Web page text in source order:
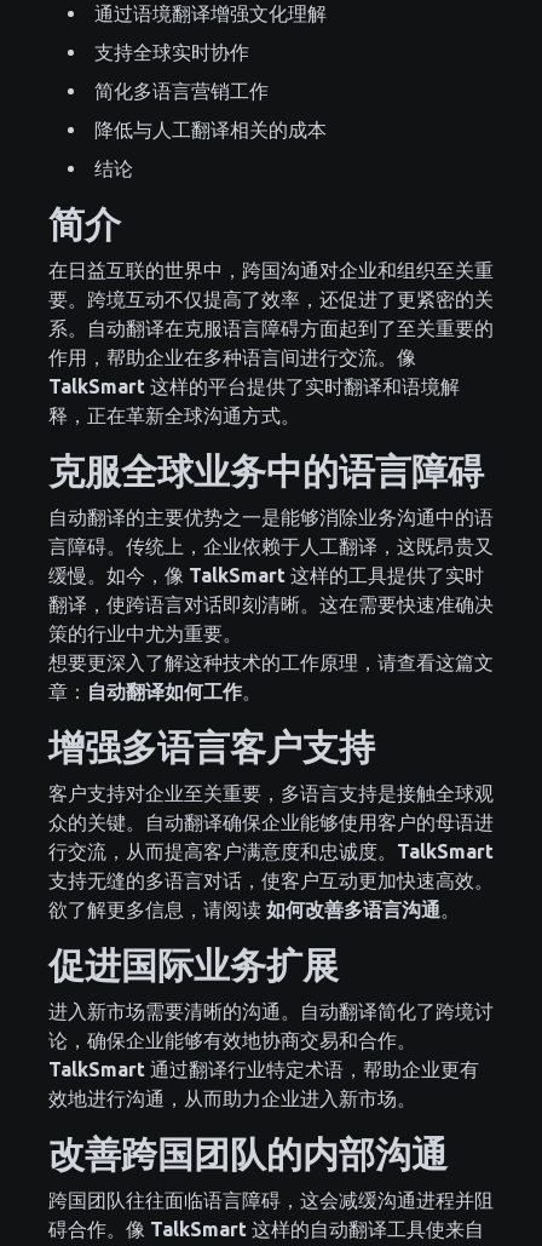
通过语境翻译增强文化理解
支持全球实时协作
简化多语言营销工作
降低与人工翻译相关的成本
结论
简介
在日益互联的世界中，跨国沟通对企业和组织至关重
要。跨境互动不仅提高了效率，还促进了更紧密的关
系。自动翻译在克服语言障碍方面起到了至关重要的
作用，帮助企业在多种语言间进行交流。像
TalkSmart 这样的平台提供了实时翻译和语境解
释，正在革新全球沟通方式。
克服全球业务中的语言障碍
自动翻译的主要优势之一是能够消除业务沟通中的语
言障碍。传统上，企业依赖于人工翻译，这既昂贵又
缓慢。如今，像 TalkSmart 这样的工具提供了实时
翻译，使跨语言对话即刻清晰。这在需要快速准确决
策的行业中尤为重要。
想要更深入了解这种技术的工作原理，请查看这篇文
章： 自动翻译如何工作
增强多语言客户支持
客户支持对企业至关重要，多语言支持是接触全球观
众的关键。自动翻译确保企业能够使用客户的母语进
行交流，从而提高客户满意度和忠诚度。 TalkSmart
支持无缝的多语言对话，使客户互动更加快速高效。
欲了解更多信息，请阅读 如何改善多语言沟通
促进国际业务扩展
进入新市场需要清晰的沟通。自动翻译简化了跨境讨
论，确保企业能够有效地协商交易和合作。
TalkSmart 通过翻译行业特定术语，帮助企业更有
效地进行沟通，从而助力企业进入新市场。
改善跨国团队的内部沟通
跨国团队往往面临语言障碍，这会减缓沟通进程并阻
碍合作。像 TalkSmart 这样的自动翻译工具使来自